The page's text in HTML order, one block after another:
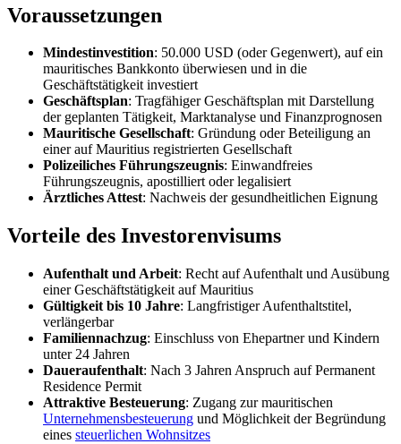
Voraussetzungen
Mindestinvestition: 50.000 USD (oder Gegenwert), auf ein
mauritisches Bankkonto überwiesen und in die
Geschäftstätigkeit investiert
Geschäftsplan: Tragfähiger Geschäftsplan mit Darstellung
der geplanten Tätigkeit, Marktanalyse und Finanzprognosen
Mauritische Gesellschaft: Gründung oder Beteiligung an
einer auf Mauritius registrierten Gesellschaft
Polizeiliches Führungszeugnis: Einwandfreies
Führungszeugnis, apostilliert oder legalisiert
Ärztliches Attest: Nachweis der gesundheitlichen Eignung
Vorteile des Investorenvisums
Aufenthalt und Arbeit: Recht auf Aufenthalt und Ausübung
einer Geschäftstätigkeit auf Mauritius
Gültigkeit bis 10 Jahre: Langfristiger Aufenthaltstitel,
verlängerbar
Familiennachzug: Einschluss von Ehepartner und Kindern
unter 24 Jahren
Daueraufenthalt: Nach 3 Jahren Anspruch auf Permanent
Residence Permit
Attraktive Besteuerung: Zugang zur mauritischen
Unternehmensbesteuerung und Möglichkeit der Begründung
eines steuerlichen Wohnsitzes